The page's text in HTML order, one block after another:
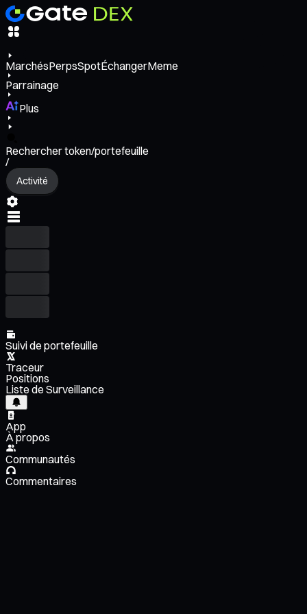
MarchésPerpsSpotÉchangerMeme
Parrainage
Plus
Rechercher token/portefeuille
/
Activité
Suivi de portefeuille
Traceur
Positions
Liste de Surveillance
App
À propos
Communautés
Commentaires